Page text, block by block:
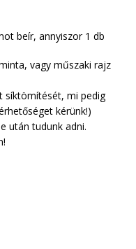
beír, annyiszor 1 db
vagy műszaki rajz
síktömítését, mi pedig
kérünk!)
után tudunk adni.